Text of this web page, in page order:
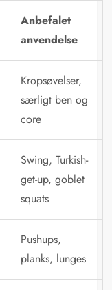
Anbefalet
anvendelse
Kropsøvelser,
særligt ben og
core
Swing, Turkish-
get-up, goblet
squats
Pushups,
planks, lunges